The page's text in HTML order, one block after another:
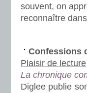
souvent, on
reconnaître
Confessions
Plaisir de lecture
La chronique
Diglee publie